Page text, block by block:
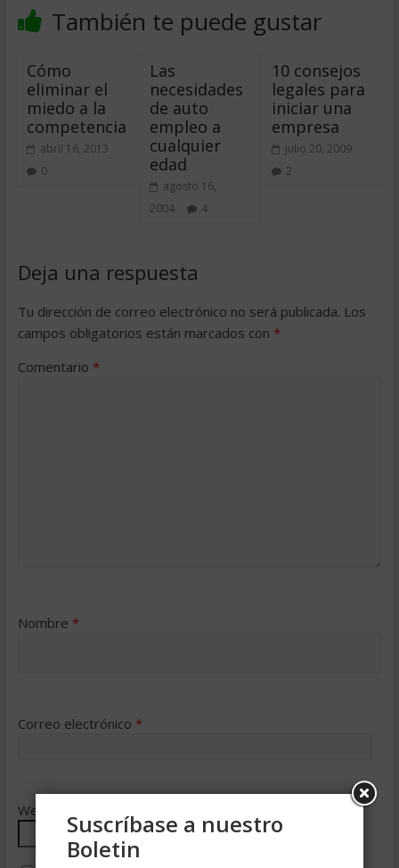
También te puede gustar
Cómo
eliminar el
miedo a la
competencia
abril 16, 2013
0
Las
necesidades
de auto
empleo a
cualquier
edad
agosto 16,
2004
4
10 consejos
legales para
iniciar una
empresa
julio 20, 2009
2
Deja una respuesta
Tu dirección de correo electrónico no será publicada. Los
campos obligatorios están marcados con *
Comentario *
Nombre *
Correo electrónico *
Web
Suscríbase a nuestro
Boletin